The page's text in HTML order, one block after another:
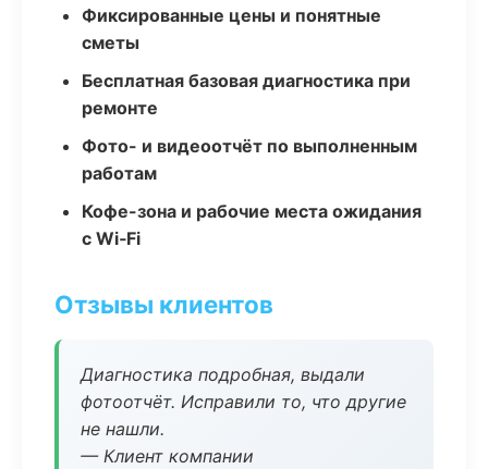
Фиксированные цены и понятные
сметы
Бесплатная базовая диагностика при
ремонте
Фото- и видеоотчёт по выполненным
работам
Кофе-зона и рабочие места ожидания
с Wi‑Fi
Отзывы клиентов
Диагностика подробная, выдали
фотоотчёт. Исправили то, что другие
не нашли.
— Клиент компании